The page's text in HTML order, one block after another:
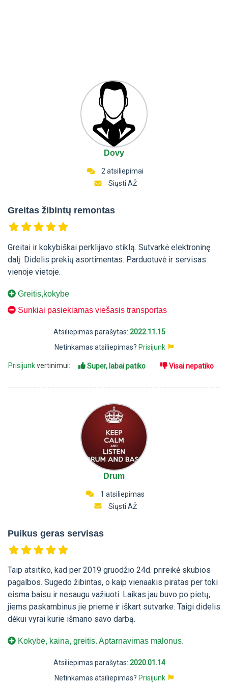
Dovy
2 atsiliepimai
Siųsti AŽ
Greitas žibintų remontas
Greitai ir kokybiškai perklijavo stiklą. Sutvarkė elektroninę
dalį. Didelis prekių asortimentas. Parduotuvė ir servisas
vienoje vietoje.
Greitis,kokybė
Sunkiai pasiekiamas viešasis transportas
Atsiliepimas parašytas: 2022.11.15
Netinkamas atsiliepimas? Prisijunk
Prisijunkvertinimui: Super, labai patiko Visai nepatiko
Drum
1 atsiliepimas
Siųsti AŽ
Puikus geras servisas
Taip atsitiko, kad per 2019 gruodžio 24d. prireikė skubios
pagalbos. Sugedo žibintas, o kaip vienaakis piratas per toki
eisma baisu ir nesaugu važiuoti. Laikas jau buvo po pietų,
jiems paskambinus jie priemė ir iškart sutvarke. Taigi didelis
dėkui vyrai kurie išmano savo darbą.
Kokybė, kaina, greitis. Aptarnavimas malonus.
Atsiliepimas parašytas: 2020.01.14
Netinkamas atsiliepimas? Prisijunk